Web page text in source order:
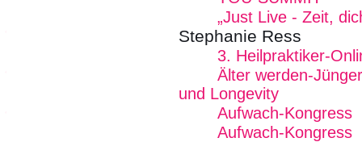
„Just Live - Zeit,
Stephanie Ress
3. Heilpraktiker-
Älter werden-
und Longevity
Aufwach-Kongress
Aufwach-Kongress